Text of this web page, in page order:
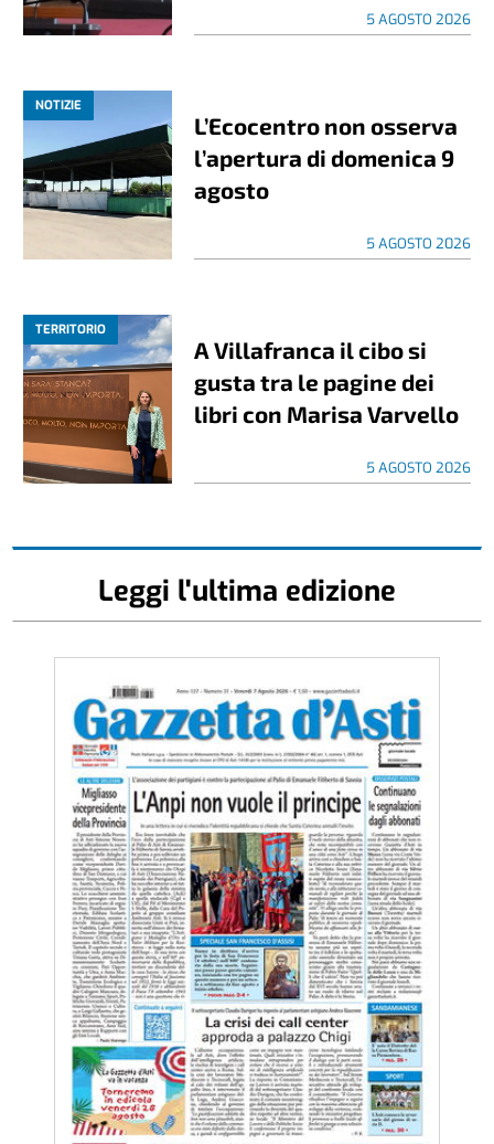
5 AGOSTO 2026
NOTIZIE
L’Ecocentro non osserva
l’apertura di domenica 9
agosto
5 AGOSTO 2026
TERRITORIO
A Villafranca il cibo si
gusta tra le pagine dei
libri con Marisa Varvello
5 AGOSTO 2026
Leggi l'ultima edizione